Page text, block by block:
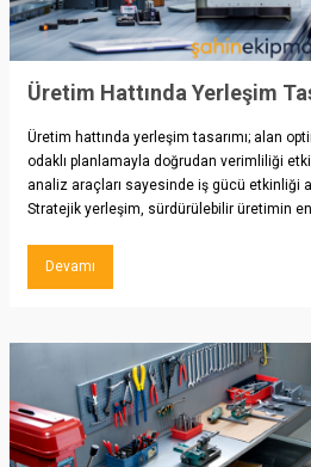
Üretim hattında yerleşim tasarımı; alan
odaklı planlamayla doğrudan verimliliği
analiz araçları sayesinde iş gücü etkinliği
Stratejik yerleşim, sürdürülebilir üretimin en
Devamı